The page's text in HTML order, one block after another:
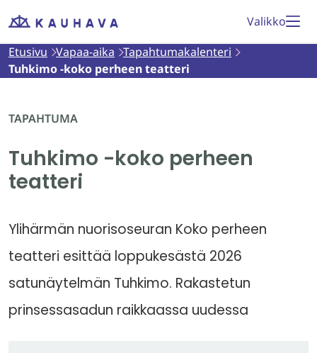
Siirry
Etusivu
Valikko
Etusivu Vapaa-aika Tapahtumakalenteri
Tuhkimo -koko perheen teatteri
TAPAHTUMA
Tuhkimo -koko perheen
teatteri
Ylihärmän nuorisoseuran Koko perheen
teatteri esittää loppukesästä 2026
satunäytelmän Tuhkimo. Rakastetun
prinsessasadun raikkaassa uudessa